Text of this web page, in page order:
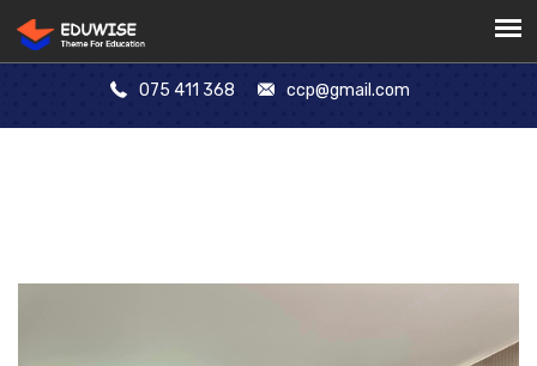
075 411 368 ccp@gmail.com